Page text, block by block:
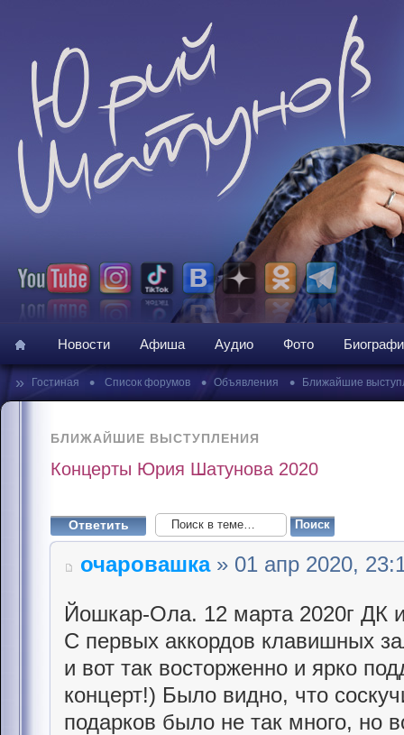
Новости Афиша Аудио Фото
» Гостиная • Список форумов • Объявления • Ближайшие
БЛИЖАЙШИЕ ВЫСТУПЛЕНИЯ
Концерты Юрия Шатунова 2020
Ответить
очаровашка» 01 апр 2020,
Йошкар-Ола. 12 марта 2020г ДК
С первых аккордов клавишных
и вот так восторженно и ярко
концерт!) Было видно, что
подарков было не так много, но